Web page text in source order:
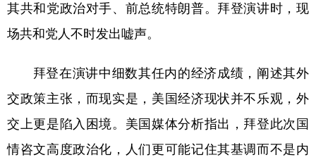
学术中国 乡村振兴 银龄 溯源中国
城市 旅游
彩票 娱乐 时尚 悦读
公益 一带一路 亚太网 上市公司
文化产业
其共和党政治对手、前总统特朗普。拜登演讲时，现
场共和党人不时发出嘘声。
拜登在演讲中细数其任内的经济成绩，阐述其外
交政策主张，而现实是，美国经济现状并不乐观，外
交上更是陷入困境。美国媒体分析指出，拜登此次国
情咨文高度政治化，人们更可能记住其基调而不是内